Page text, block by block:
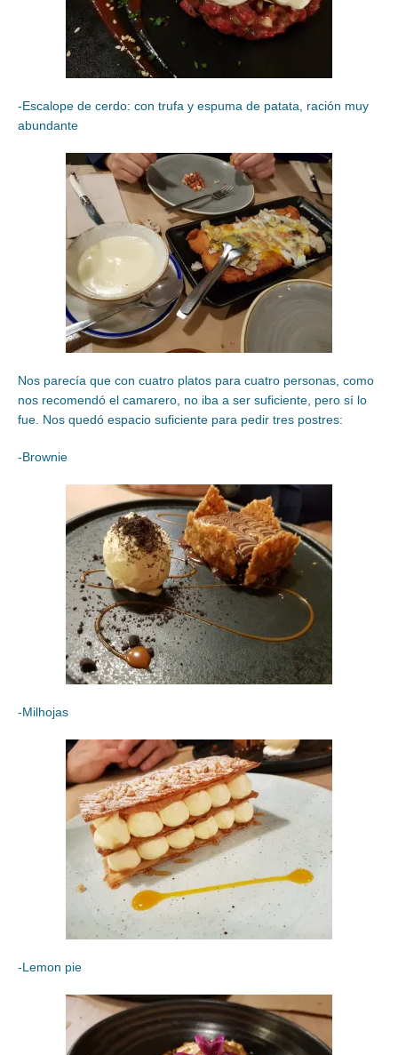
-Escalope de cerdo: con trufa y espuma de patata, ración muy
abundante
Nos parecía que con cuatro platos para cuatro personas, como
nos recomendó el camarero, no iba a ser suficiente, pero sí lo
fue. Nos quedó espacio suficiente para pedir tres postres:
-Brownie
-Milhojas
-Lemon pie